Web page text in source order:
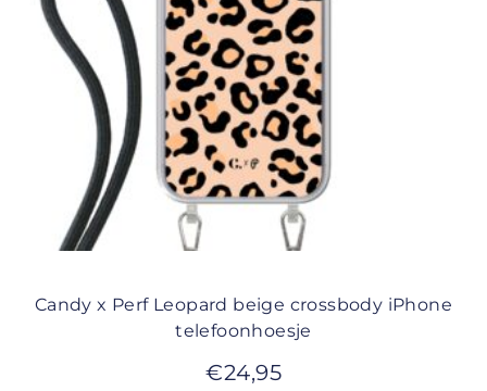
Candy x Perf Leopard beige crossbody iPhone
telefoonhoesje
€24,95